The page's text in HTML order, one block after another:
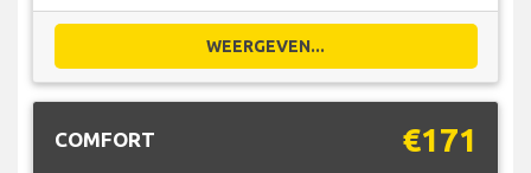
WEERGEVEN...
COMFORT €171